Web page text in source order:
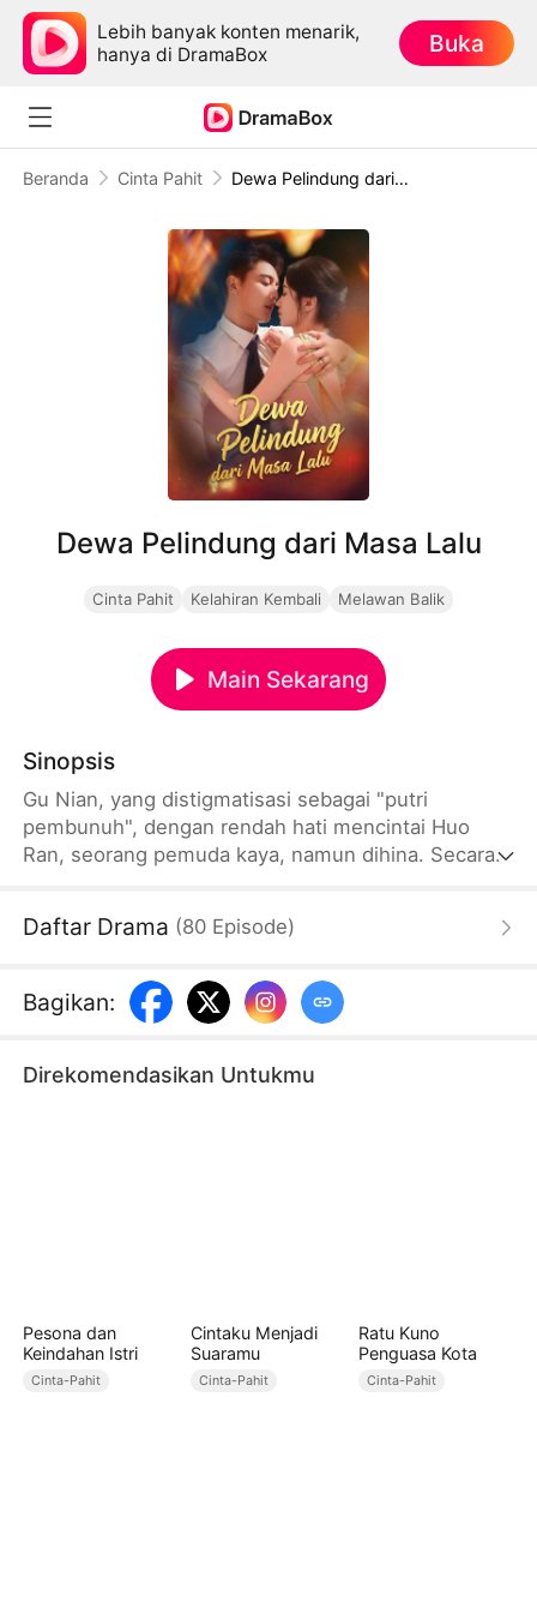
Lebih banyak konten menarik,
hanya di DramaBox
Buka
Beranda Cinta Pahit Dewa Pelindung dari Masa Lalu
Dewa Pelindung dari Masa Lalu
Cinta Pahit Kelahiran Kembali Melawan Balik
Main Sekarang
Sinopsis
Gu Nian, yang distigmatisasi sebagai "putri
pembunuh", dengan rendah hati mencintai Huo
Ran, seorang pemuda kaya, namun dihina. Secara
Huo Tingshen. Dia terlahir kembali dengan
membiarkannya pergi karena salah penilaian, yang
menyebabkan dia terpaksa bunuh diri karena
Daftar Drama (80 Episode)
Bagikan:
Direkomendasikan Untukmu
Pesona dan
Keindahan Istri
Cinta-Pahit
Cintaku Menjadi
Suaramu
Cinta-Pahit
Ratu Kuno
Penguasa Kota
Cinta-Pahit